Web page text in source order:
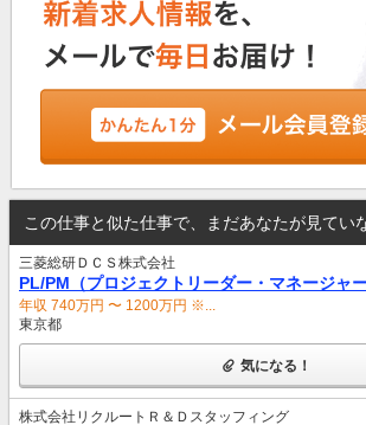
この仕事と似た仕事で、まだあなたが見てい
三菱総研ＤＣＳ株式会社
PL/PM（プロジェクトリーダー・マネージャー
年収 740万円 〜 1200万円 ※...
東京都
気になる！
株式会社リクルートＲ＆Ｄスタッフィング